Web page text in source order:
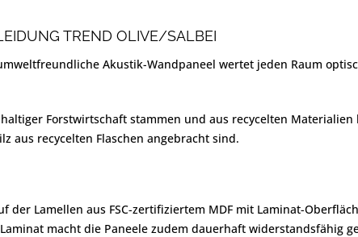
TREND OLIVE/SALBEI
Akustik-Wandpaneel wertet jeden Raum
Forstwirtschaft stammen und aus recycelten
aus recycelten Flaschen angebracht sind.
der Lamellen aus FSC-zertifiziertem MDF mit Laminat-
macht die Paneele zudem dauerhaft widerstandsfähig